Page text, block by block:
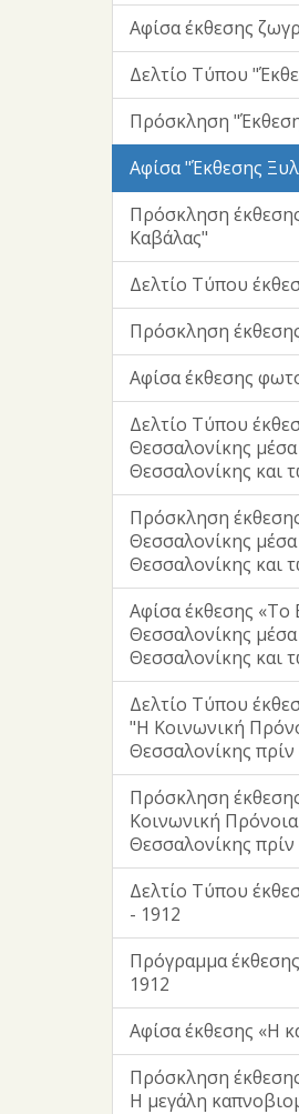
Αφίσα έκθεσης
Δελτίο Τύπου
Πρόσκληση
Αφίσα "Έκθεσης
Πρόσκληση
Καβάλας"
Δελτίο Τύπου
Πρόσκληση
Αφίσα έκθεσης
Δελτίο Τύπου
Θεσσαλονίκης
Θεσσαλονίκης και
Πρόσκληση
Θεσσαλονίκης
Θεσσαλονίκης και
Αφίσα έκθεσης «Το
Θεσσαλονίκης
Θεσσαλονίκης και
Δελτίο Τύπου
"Η Κοινωνική
Θεσσαλονίκης
Πρόσκληση
Κοινωνική
Θεσσαλονίκης
Δελτίο Τύπου
- 1912
Πρόγραμμα
1912
Αφίσα έκθεσης «Η
Πρόσκληση
Η μεγάλη